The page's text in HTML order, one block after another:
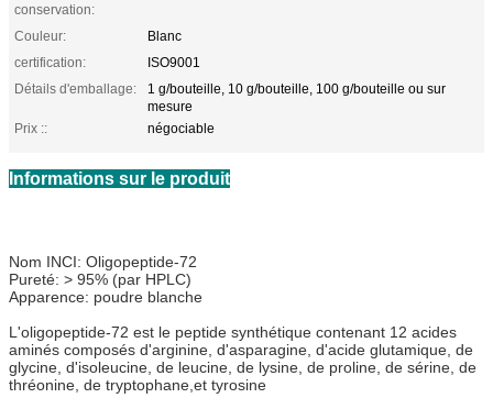
conservation:
Couleur:
Blanc
certification:
ISO9001
Détails d'emballage:
1 g/bouteille, 10 g/bouteille, 100 g/bouteille ou sur
mesure
Prix ::
négociable
Informations sur le produit
Nom INCI: Oligopeptide-72
Pureté: > 95% (par HPLC)
Apparence: poudre blanche
L'oligopeptide-72 est le peptide synthétique contenant 12 acides
aminés composés d'arginine, d'asparagine, d'acide glutamique, de
glycine, d'isoleucine, de leucine, de lysine, de proline, de sérine, de
thréonine, de tryptophane,et tyrosine